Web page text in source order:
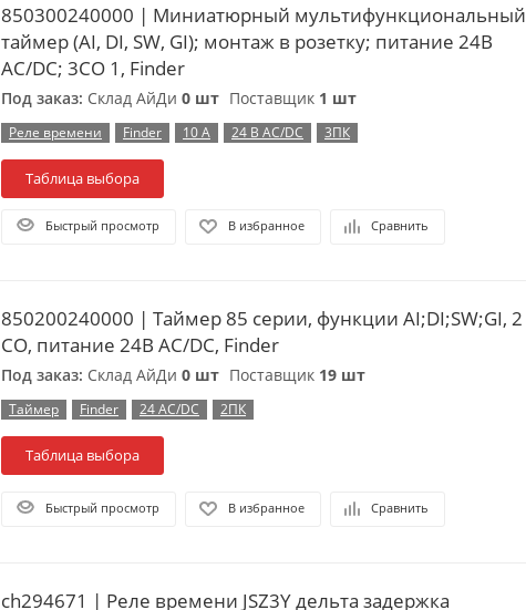
850300240000 | Миниатюрный мультифункциональный
таймер (AI, DI, SW, GI); монтаж в розетку; питание 24В
АС/DC; 3CO 1, Finder
Под заказ: Склад АйДи 0 шт Поставщик 1 шт
Реле времени Finder 10 А 24 В АС/DC 3ПК
Таблица выбора
Быстрый просмотр В избранное Сравнить
850200240000 | Таймер 85 серии, функции AI;DI;SW;GI, 2
СО, питание 24В АC/DC, Finder
Под заказ: Склад АйДи 0 шт Поставщик 19 шт
Таймер Finder 24 АС/DC 2ПК
Таблица выбора
Быстрый просмотр В избранное Сравнить
ch294671 | Реле времени JSZ3Y дельта задержка